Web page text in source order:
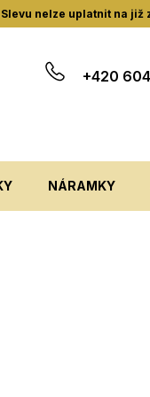
nelze uplatnit na
+420
NÁRAMKY